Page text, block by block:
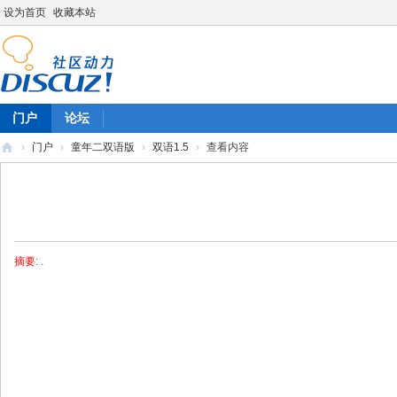
设为首页 收藏本站
门户 论坛
› 门户 › 童年二双语版 › 双语1.5 › 查看内容
摘要: .